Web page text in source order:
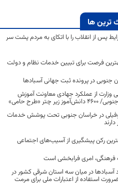
ترین ها
پس از انقلاب را با اتکای به مردم پشت سر
فرصت برای تبیین خدمات نظام و دولت
جنوبی در پرونده ثبت جهانی آسبادها
وزارت از عملکرد جهادی معاونت آموزش
چتر «طرح حامی»
هموفیلی در خراسان جنوبی تحت پوشش خدمات
رکن پیشگیری از آسیب‌های اجتماعی
امری فرابخشی است
آسبادها در میان سه استان شرقی کشور در
استفاده از اعتبارات ملی برای مرمت